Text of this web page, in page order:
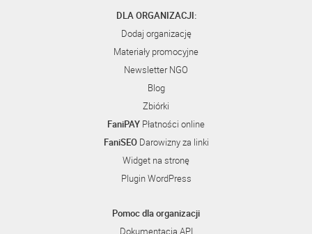
DLA ORGANIZACJI:
Dodaj organizację
Materiały promocyjne
Newsletter NGO
Blog
Zbiórki
FaniPAY Płatności online
FaniSEODarowizny za linki
Widget na stronę
Plugin WordPress
Pomoc dla organizacji
Dokumentacja API